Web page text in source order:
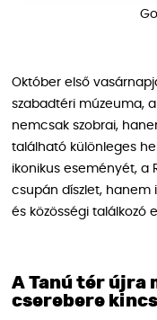
Október első
szabadtéri múzeuma,
nemcsak szobrai,
található különleges
ikonikus eseményét, a
csupán díszlet, hanem
és közösségi találkozó
A Tanú tér újra
cserebere